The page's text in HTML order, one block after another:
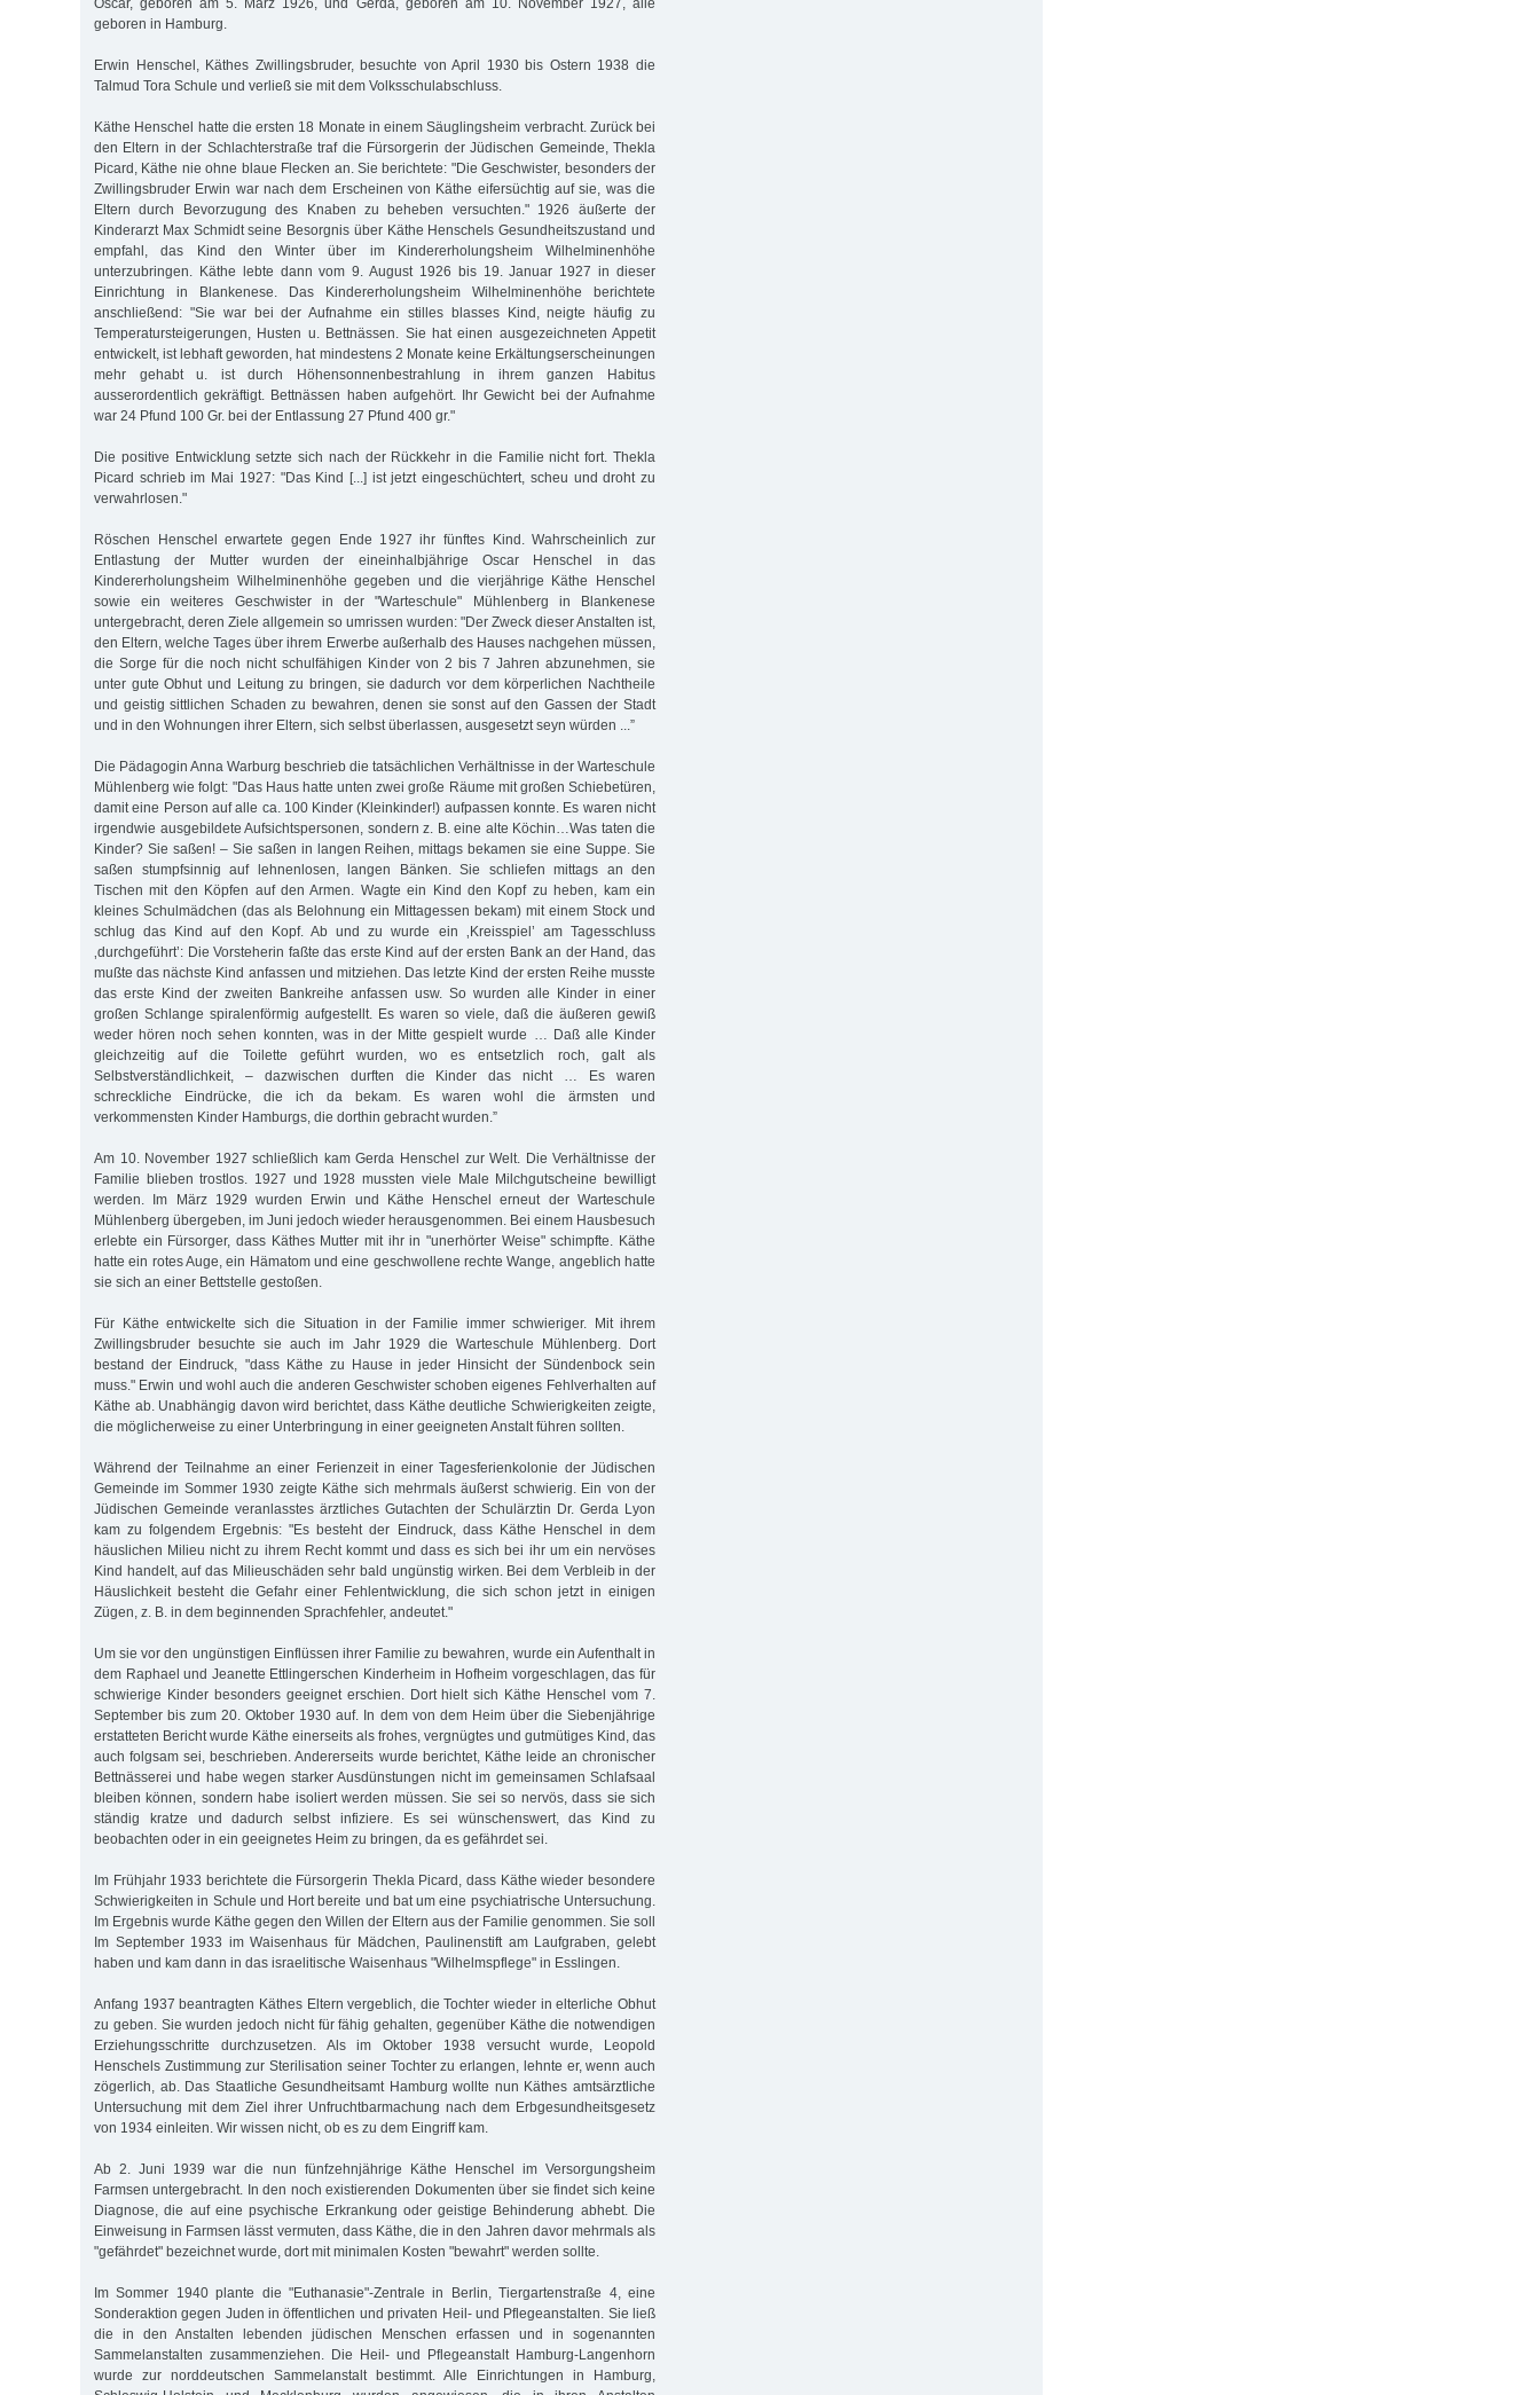
geboren in Hamburg.
Erwin Henschel, Käthes Zwillingsbruder, besuchte von April 1930 bis Ostern 1938 die
Talmud Tora Schule und verließ sie mit dem Volksschulabschluss.
Käthe Henschel hatte die ersten 18 Monate in einem Säuglingsheim verbracht. Zurück bei
den Eltern in der Schlachterstraße traf die Fürsorgerin der Jüdischen Gemeinde, Thekla
Picard, Käthe nie ohne blaue Flecken an. Sie berichtete: "Die Geschwister, besonders der
Zwillingsbruder Erwin war nach dem Erscheinen von Käthe eifersüchtig auf sie, was die
Eltern durch Bevorzugung des Knaben zu beheben versuchten." 1926 äußerte der
Kinderarzt Max Schmidt seine Besorgnis über Käthe Henschels Gesundheitszustand und
empfahl, das Kind den Winter über im Kindererholungsheim Wilhelminenhöhe
unterzubringen. Käthe lebte dann vom 9. August 1926 bis 19. Januar 1927 in dieser
Einrichtung in Blankenese. Das Kindererholungsheim Wilhelminenhöhe berichtete
anschließend: "Sie war bei der Aufnahme ein stilles blasses Kind, neigte häufig zu
Temperatursteigerungen, Husten u. Bettnässen. Sie hat einen ausgezeichneten Appetit
entwickelt, ist lebhaft geworden, hat mindestens 2 Monate keine Erkältungserscheinungen
mehr gehabt u. ist durch Höhensonnenbestrahlung in ihrem ganzen Habitus
ausserordentlich gekräftigt. Bettnässen haben aufgehört. Ihr Gewicht bei der Aufnahme
war 24 Pfund 100 Gr. bei der Entlassung 27 Pfund 400 gr."
Die positive Entwicklung setzte sich nach der Rückkehr in die Familie nicht fort. Thekla
Picard schrieb im Mai 1927: "Das Kind [...] ist jetzt eingeschüchtert, scheu und droht zu
verwahrlosen."
Röschen Henschel erwartete gegen Ende 1927 ihr fünftes Kind. Wahrscheinlich zur
Entlastung der Mutter wurden der eineinhalbjährige Oscar Henschel in das
Kindererholungsheim Wilhelminenhöhe gegeben und die vierjährige Käthe Henschel
sowie ein weiteres Geschwister in der "Warteschule" Mühlenberg in Blankenese
untergebracht, deren Ziele allgemein so umrissen wurden: "Der Zweck dieser Anstalten ist,
den Eltern, welche Tages über ihrem Erwerbe außerhalb des Hauses nachgehen müssen,
die Sorge für die noch nicht schulfähigen Kinder von 2 bis 7 Jahren abzunehmen, sie
unter gute Obhut und Leitung zu bringen, sie dadurch vor dem körperlichen Nachtheile
und geistig sittlichen Schaden zu bewahren, denen sie sonst auf den Gassen der Stadt
und in den Wohnungen ihrer Eltern, sich selbst überlassen, ausgesetzt seyn würden ...”
Die Pädagogin Anna Warburg beschrieb die tatsächlichen Verhältnisse in der Warteschule
Mühlenberg wie folgt: "Das Haus hatte unten zwei große Räume mit großen Schiebetüren,
damit eine Person auf alle ca. 100 Kinder (Kleinkinder!) aufpassen konnte. Es waren nicht
irgendwie ausgebildete Aufsichtspersonen, sondern z. B. eine alte Köchin…Was taten die
Kinder? Sie saßen! – Sie saßen in langen Reihen, mittags bekamen sie eine Suppe. Sie
saßen stumpfsinnig auf lehnenlosen, langen Bänken. Sie schliefen mittags an den
Tischen mit den Köpfen auf den Armen. Wagte ein Kind den Kopf zu heben, kam ein
kleines Schulmädchen (das als Belohnung ein Mittagessen bekam) mit einem Stock und
schlug das Kind auf den Kopf. Ab und zu wurde ein ‚Kreisspiel’ am Tagesschluss
‚durchgeführt’: Die Vorsteherin faßte das erste Kind auf der ersten Bank an der Hand, das
mußte das nächste Kind anfassen und mitziehen. Das letzte Kind der ersten Reihe musste
das erste Kind der zweiten Bankreihe anfassen usw. So wurden alle Kinder in einer
großen Schlange spiralenförmig aufgestellt. Es waren so viele, daß die äußeren gewiß
weder hören noch sehen konnten, was in der Mitte gespielt wurde … Daß alle Kinder
gleichzeitig auf die Toilette geführt wurden, wo es entsetzlich roch, galt als
Selbstverständlichkeit, – dazwischen durften die Kinder das nicht … Es waren
schreckliche Eindrücke, die ich da bekam. Es waren wohl die ärmsten und
verkommensten Kinder Hamburgs, die dorthin gebracht wurden.”
Am 10. November 1927 schließlich kam Gerda Henschel zur Welt. Die Verhältnisse der
Familie blieben trostlos. 1927 und 1928 mussten viele Male Milchgutscheine bewilligt
werden. Im März 1929 wurden Erwin und Käthe Henschel erneut der Warteschule
Mühlenberg übergeben, im Juni jedoch wieder herausgenommen. Bei einem Hausbesuch
erlebte ein Fürsorger, dass Käthes Mutter mit ihr in "unerhörter Weise" schimpfte. Käthe
hatte ein rotes Auge, ein Hämatom und eine geschwollene rechte Wange, angeblich hatte
sie sich an einer Bettstelle gestoßen.
Für Käthe entwickelte sich die Situation in der Familie immer schwieriger. Mit ihrem
Zwillingsbruder besuchte sie auch im Jahr 1929 die Warteschule Mühlenberg. Dort
bestand der Eindruck, "dass Käthe zu Hause in jeder Hinsicht der Sündenbock sein
muss." Erwin und wohl auch die anderen Geschwister schoben eigenes Fehlverhalten auf
Käthe ab. Unabhängig davon wird berichtet, dass Käthe deutliche Schwierigkeiten zeigte,
die möglicherweise zu einer Unterbringung in einer geeigneten Anstalt führen sollten.
Während der Teilnahme an einer Ferienzeit in einer Tagesferienkolonie der Jüdischen
Gemeinde im Sommer 1930 zeigte Käthe sich mehrmals äußerst schwierig. Ein von der
Jüdischen Gemeinde veranlasstes ärztliches Gutachten der Schulärztin Dr. Gerda Lyon
kam zu folgendem Ergebnis: "Es besteht der Eindruck, dass Käthe Henschel in dem
häuslichen Milieu nicht zu ihrem Recht kommt und dass es sich bei ihr um ein nervöses
Kind handelt, auf das Milieuschäden sehr bald ungünstig wirken. Bei dem Verbleib in der
Häuslichkeit besteht die Gefahr einer Fehlentwicklung, die sich schon jetzt in einigen
Zügen, z. B. in dem beginnenden Sprachfehler, andeutet."
Um sie vor den ungünstigen Einflüssen ihrer Familie zu bewahren, wurde ein Aufenthalt in
dem Raphael und Jeanette Ettlingerschen Kinderheim in Hofheim vorgeschlagen, das für
schwierige Kinder besonders geeignet erschien. Dort hielt sich Käthe Henschel vom 7.
September bis zum 20. Oktober 1930 auf. In dem von dem Heim über die Siebenjährige
erstatteten Bericht wurde Käthe einerseits als frohes, vergnügtes und gutmütiges Kind, das
auch folgsam sei, beschrieben. Andererseits wurde berichtet, Käthe leide an chronischer
Bettnässerei und habe wegen starker Ausdünstungen nicht im gemeinsamen Schlafsaal
bleiben können, sondern habe isoliert werden müssen. Sie sei so nervös, dass sie sich
ständig kratze und dadurch selbst infiziere. Es sei wünschenswert, das Kind zu
beobachten oder in ein geeignetes Heim zu bringen, da es gefährdet sei.
Im Frühjahr 1933 berichtete die Fürsorgerin Thekla Picard, dass Käthe wieder besondere
Schwierigkeiten in Schule und Hort bereite und bat um eine psychiatrische Untersuchung.
Im Ergebnis wurde Käthe gegen den Willen der Eltern aus der Familie genommen. Sie soll
Im September 1933 im Waisenhaus für Mädchen, Paulinenstift am Laufgraben, gelebt
haben und kam dann in das israelitische Waisenhaus "Wilhelmspflege" in Esslingen.
Anfang 1937 beantragten Käthes Eltern vergeblich, die Tochter wieder in elterliche Obhut
zu geben. Sie wurden jedoch nicht für fähig gehalten, gegenüber Käthe die notwendigen
Erziehungsschritte durchzusetzen. Als im Oktober 1938 versucht wurde, Leopold
Henschels Zustimmung zur Sterilisation seiner Tochter zu erlangen, lehnte er, wenn auch
zögerlich, ab. Das Staatliche Gesundheitsamt Hamburg wollte nun Käthes amtsärztliche
Untersuchung mit dem Ziel ihrer Unfruchtbarmachung nach dem Erbgesundheitsgesetz
von 1934 einleiten. Wir wissen nicht, ob es zu dem Eingriff kam.
Ab 2. Juni 1939 war die nun fünfzehnjährige Käthe Henschel im Versorgungsheim
Farmsen untergebracht. In den noch existierenden Dokumenten über sie findet sich keine
Diagnose, die auf eine psychische Erkrankung oder geistige Behinderung abhebt. Die
Einweisung in Farmsen lässt vermuten, dass Käthe, die in den Jahren davor mehrmals als
"gefährdet" bezeichnet wurde, dort mit minimalen Kosten "bewahrt" werden sollte.
Im Sommer 1940 plante die "Euthanasie"-Zentrale in Berlin, Tiergartenstraße 4, eine
Sonderaktion gegen Juden in öffentlichen und privaten Heil- und Pflegeanstalten. Sie ließ
die in den Anstalten lebenden jüdischen Menschen erfassen und in sogenannten
Sammelanstalten zusammenziehen. Die Heil- und Pflegeanstalt Hamburg-Langenhorn
wurde zur norddeutschen Sammelanstalt bestimmt. Alle Einrichtungen in Hamburg,